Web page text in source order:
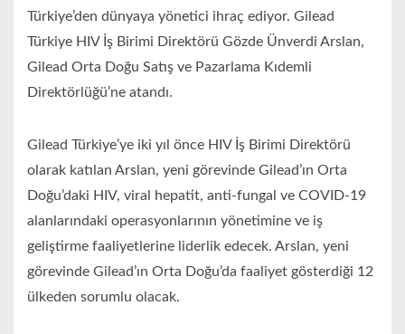
Türkiye’den dünyaya yönetici ihraç ediyor. Gilead
Türkiye HIV İş Birimi Direktörü Gözde Ünverdi Arslan,
Gilead Orta Doğu Satış ve Pazarlama Kıdemli
Direktörlüğü’ne atandı.
Gilead Türkiye’ye iki yıl önce HIV İş Birimi Direktörü
olarak katılan Arslan, yeni görevinde Gilead’ın Orta
Doğu’daki HIV, viral hepatit, anti-fungal ve COVID-19
alanlarındaki operasyonlarının yönetimine ve iş
geliştirme faaliyetlerine liderlik edecek. Arslan, yeni
görevinde Gilead’ın Orta Doğu’da faaliyet gösterdiği 12
ülkeden sorumlu olacak.